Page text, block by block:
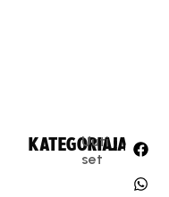
KATEGORIA:
Uuti
set
JAA: